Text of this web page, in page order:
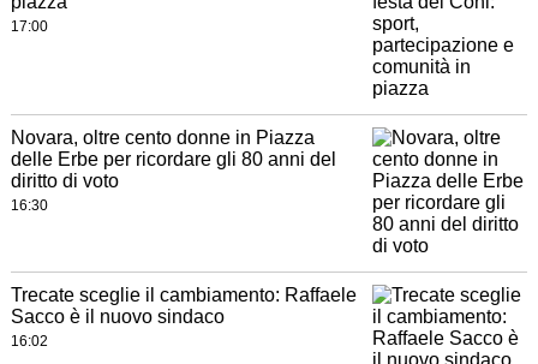
17:00
Novara, oltre cento donne in Piazza
delle Erbe per ricordare gli 80 anni del
diritto di voto
16:30
Trecate sceglie il cambiamento: Raffaele
Sacco è il nuovo sindaco
16:02